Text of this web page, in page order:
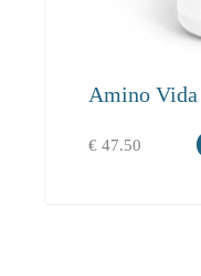
Amino Vida
€ 47.50